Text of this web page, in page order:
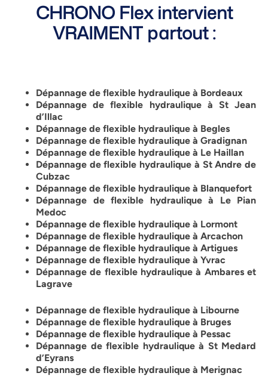
CHRONO Flex intervient
VRAIMENT partout :
Dépannage de flexible hydraulique à Bordeaux
Dépannage de flexible hydraulique à St Jean
d’Illac
Dépannage de flexible hydraulique à Begles
Dépannage de flexible hydraulique à Gradignan
Dépannage de flexible hydraulique à Le Haillan
Dépannage de flexible hydraulique à St Andre de
Cubzac
Dépannage de flexible hydraulique à Blanquefort
Dépannage de flexible hydraulique à Le Pian
Medoc
Dépannage de flexible hydraulique à Lormont
Dépannage de flexible hydraulique à Arcachon
Dépannage de flexible hydraulique à Artigues
Dépannage de flexible hydraulique à Yvrac
Dépannage de flexible hydraulique à Ambares et
Lagrave
Dépannage de flexible hydraulique à Libourne
Dépannage de flexible hydraulique à Bruges
Dépannage de flexible hydraulique à Pessac
Dépannage de flexible hydraulique à St Medard
d’Eyrans
Dépannage de flexible hydraulique à Merignac